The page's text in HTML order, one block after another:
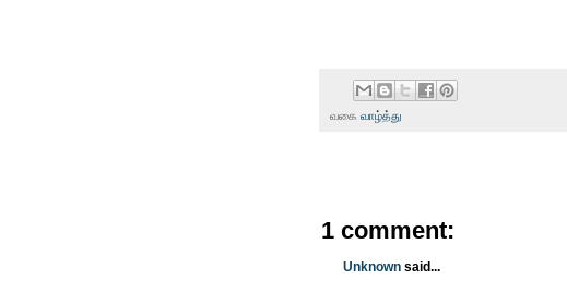
வகை வாழ்த்து
1 comment:
Unknown said...